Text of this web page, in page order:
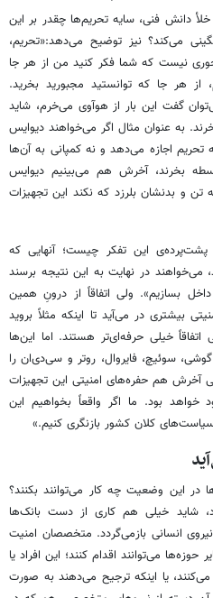
دانش فنی، سایه‌ تحریم‌ها چقدر بر این
می‌کند؟ نیز توضیح می‌دهد:«تحریم،
نیست که شما فکر کنید من از هر جا
هر جا که توانستید مجبورید بخرید.
گفت این بار از هوآوی می‌خرم، شاید
به عنوان مثال اگر می‌خواهند دیوایس
تحریم اجازه می‌دهد و نه کمپانی به آن‌ها
بخرند، آخرش هم می‌بینیم دیوایس
و بدنشان بلرزد که نکند این تجهیزات
این تفکر چیست؛ آنهایی که
می‌خواهند در نهایت به این نتیجه برسند
بسازیم». ولی اتفاقاً از درونِ همین
بیشتری در می‌آید تا اینکه مثلاً بروید
خیلی حرفه‌ای‌تر هستند. اما این‌ها
سوئیچ، فایروال، روتر و سی‌دی‌ان را
آخرش هم حفره‌های امنیتی این تجهیزات
بود. ما اگر واقعاً بخواهیم این
کلان کشور بازنگری کنیم.»
در این وضعیت چه کار می‌توانند بکنند؟
شاید خیلی هم کاری از دست بانک‌ها
انسانی بازمی‌گردد. متخصصان امنیت
می‌توانند اقدام کنند؛ این افراد یا
یا اینکه ترجیح می‌دهند به صورت